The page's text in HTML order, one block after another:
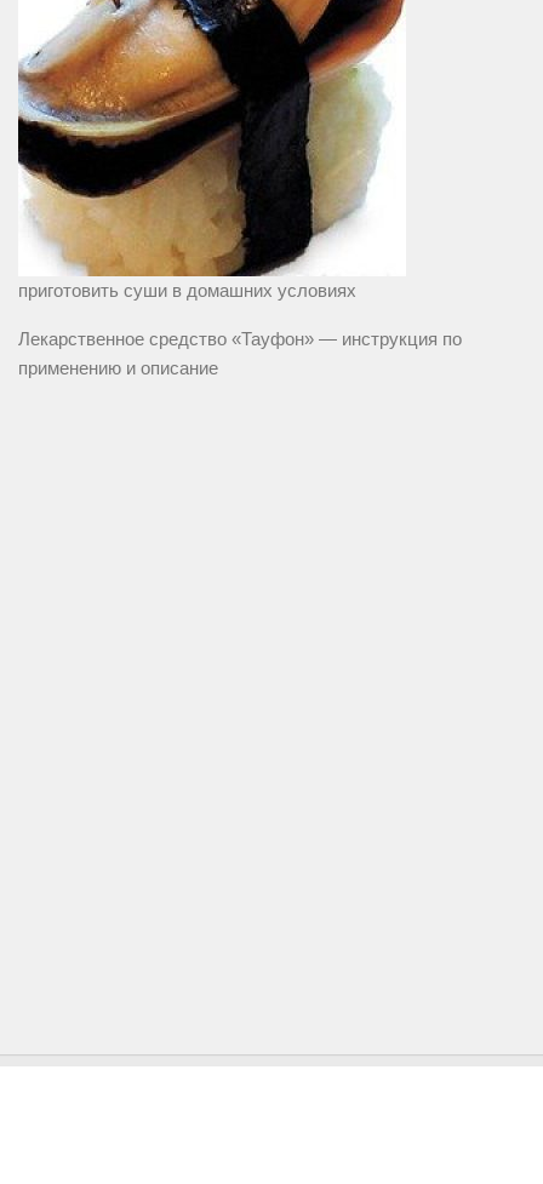
приготовить суши в домашних условиях
Лекарственное средство «Тауфон» — инструкция по
применению и описание